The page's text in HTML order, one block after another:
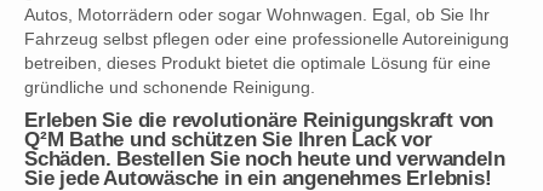
Autos, Motorrädern oder sogar Wohnwagen. Egal, ob Sie Ihr
Fahrzeug selbst pflegen oder eine professionelle Autoreinigung
betreiben, dieses Produkt bietet die optimale Lösung für eine
gründliche und schonende Reinigung.
Erleben Sie die revolutionäre Reinigungskraft von
Q²M Bathe und schützen Sie Ihren Lack vor
Schäden. Bestellen Sie noch heute und verwandeln
Sie jede Autowäsche in ein angenehmes Erlebnis!